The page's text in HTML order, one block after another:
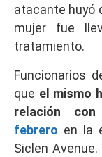
atacante huyó
mujer fue
tratamiento.
Funcionarios
que el mismo
relación con
febrero en la
Siclen